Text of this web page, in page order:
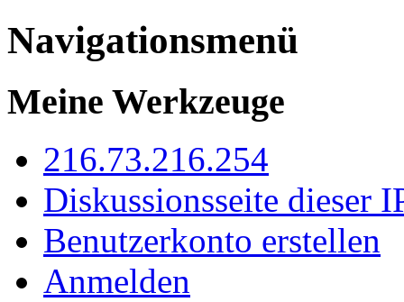
Navigationsmenü
Meine Werkzeuge
216.73.216.254
Diskussionsseite dieser
Benutzerkonto erstellen
Anmelden